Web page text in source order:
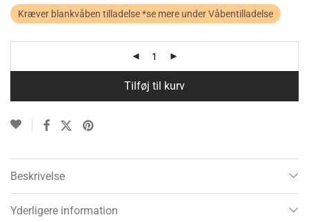
Kræver blankvåben tilladelse *se mere under Våbentilladelse
Tilføj til kurv
Beskrivelse
Yderligere information